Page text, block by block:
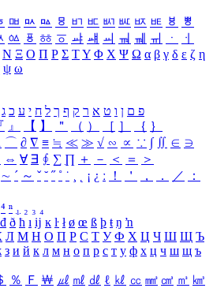
ㅮ ㅯ ㅰ ㅱ ㅲ ㅳ ㅴ ㅵ ㅶ ㅷ ㅸ
ㅹ
ㆃ ㆄ ㆅ ㆆ ㆇ ㆈ ㆉ ㆊ ㆋ ㆌ ㆍ
ㆎ
Ν Ξ Ο Π Ρ Σ ΤΥ Φ Χ Ψ Ω α β γ δ ε ζ η
ψ ω
פ ם ן ו ט א ר ק ף ך ל ח י ע כ ג
』 【 】 ＂ （ ） ［ ］ ｛ ｝
⌒ ∂ ∇ ≡ ≒ ≪ ≫ √ ∽ ∝ ∵ ∫ ∬ ∈ ∋
⇔ ∀ ∃ ∮ ∑ ∏ ＋ － ＜ ＝
＞
∼ ´ ～ ˇ ˘ ˝ ˚ ˙ ¸ ¡ ¿ ː ！ ＇ ， ． ／
：
⁴ ⁿ ₁ ₂ ₃ ₄
đ ð ħ ı ĳ ĸ ŀ ł ø œ ß þ ŧ ŋ ŉ
Л М Н О П Р С Т У Ф Х Ц Ч Ш Щ Ъ
з и й к л м н о п р с т у ф х ц ч ш щ ъ
％ Ｆ ￦ ㎕ ㎖ ㎗ ℓ ㎘ ㏄ ㎣ ㎤ ㎥ ㎦